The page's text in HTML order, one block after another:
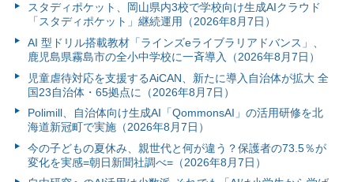
スタディポケット、岡山県内3校で学校向け生成AIクラウド
「スタディポケット」継続運用（2026年8月7日）
AI 型ドリル搭載教材「ラインズeライブラリアドバンス」、
鹿児島県霧島市の全小中学校に一斉導入（2026年8月7日）
児童虐待対応を支援するAiCAN、新たに導入自治体が拡大 全
国23自治体・65拠点に（2026年8月7日）
Polimill、自治体向け生成AI「QommonsAI」の活用研修を北
海道新冠町で実施（2026年8月7日）
今の子どもの夏休み、親世代と何が違う？保護者の73.5％が
変化を実感=朝日新聞社調べ=（2026年8月7日）